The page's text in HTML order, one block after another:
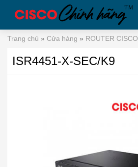
Trang chủ » Cửa hàng » ROUTER CISCO
ISR4451-X-SEC/K9